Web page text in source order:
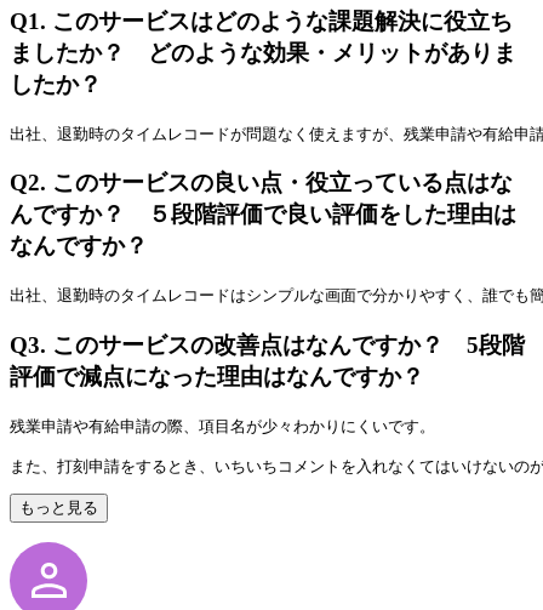
Q1. このサービスはどのような課題解決に役立ち
ましたか？ どのような効果・メリットがありま
したか？
出社、退勤時のタイムレコードが問題なく使えますが、残業申請や有給申
Q2. このサービスの良い点・役立っている点はな
んですか？ ５段階評価で良い評価をした理由は
なんですか？
出社、退勤時のタイムレコードはシンプルな画面で分かりやすく、誰でも
Q3. このサービスの改善点はなんですか？ 5段階
評価で減点になった理由はなんですか？
残業申請や有給申請の際、項目名が少々わかりにくいです。
また、打刻申請をするとき、いちいちコメントを入れなくてはいけない
もっと見る